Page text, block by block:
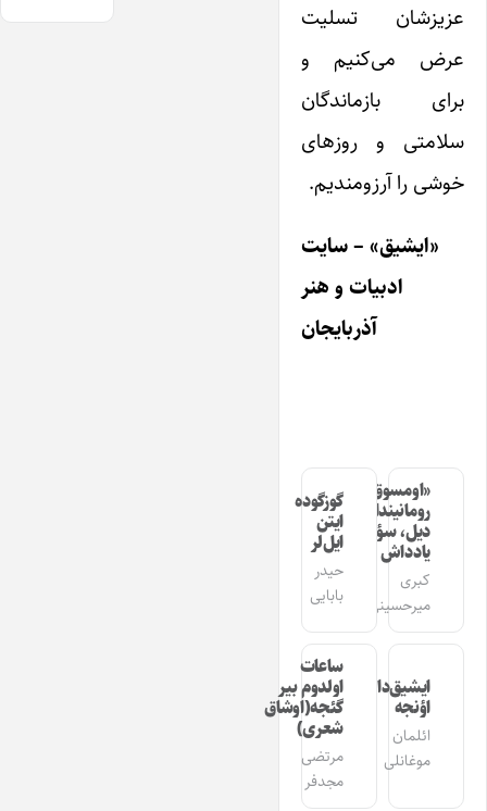
عزیزشان تسلیت
عرض می‌کنیم و
برای بازماندگان
سلامتی و روزهای
خوشی را آرزومندیم.
«ایشیق» – سایت
ادبیات و هنر
آذربایجان
«اومسوق»
رومانیندا
دیل، سؤز،
یادداش
کبری
میرحسینی
گوزگوده
ایتن
ایل‌لر
حیدر
بابایی
ایشیق‌دان
اؤنجه
ائلمان
موغانلی
ساعات
اولدوم بیر
گئجه(اوشاق
شعری)
مرتضی
مجدفر